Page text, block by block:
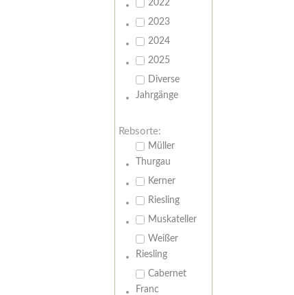
2022
2023
2024
2025
Diverse
Jahrgänge
Rebsorte:
Müller
Thurgau
Kerner
Riesling
Muskateller
Weißer
Riesling
Cabernet
Franc